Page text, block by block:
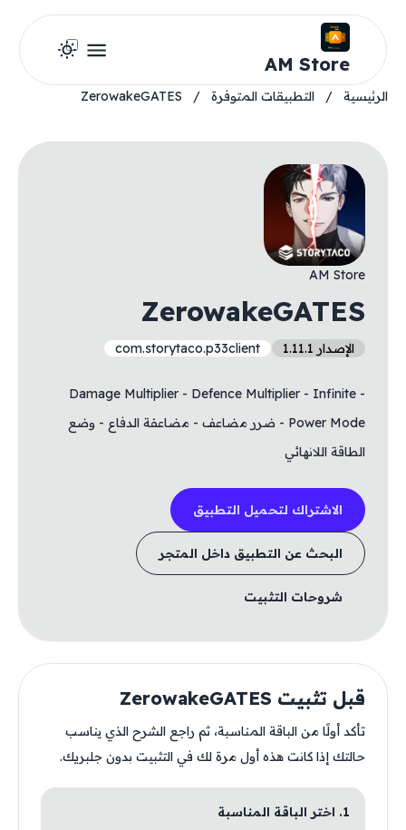
AM Store
الرئيسية / التطبيقات المتوفرة /
ZerowakeGATES
AM Store
ZerowakeGATES
الإصدار 1.11.1 com.storytaco.p33client
- Damage Multiplier - Defence Multiplier - Infinite
Power Mode - ضرر مضاعف - مضاعفة الدفاع - وضع
الطاقة اللانهائي
الاشتراك لتحميل التطبيق
البحث عن التطبيق داخل المتجر
شروحات التثبيت
قبل تثبيت ZerowakeGATES
تأكد أولًا من الباقة المناسبة، ثم راجع الشرح الذي يناسب
حالتك إذا كانت هذه أول مرة لك في التثبيت بدون جلبريك.
1. اختر الباقة المناسبة